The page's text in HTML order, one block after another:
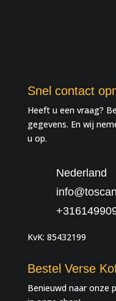
Snel contact
Heeft u een vraag?
gegevens. En wij
u op.
Nederland
KvK: 85432199
Bestel Verse
Benieuwd naar onze